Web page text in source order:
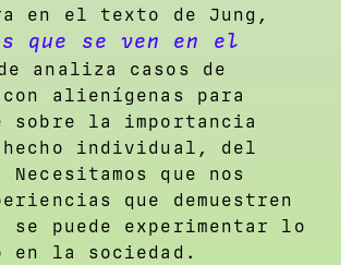
en el texto de Jung,
que se ven en el
analiza casos de
alienígenas para
sobre la importancia
individual, del
que nos
que demuestren
se puede experimentar lo
en la sociedad.